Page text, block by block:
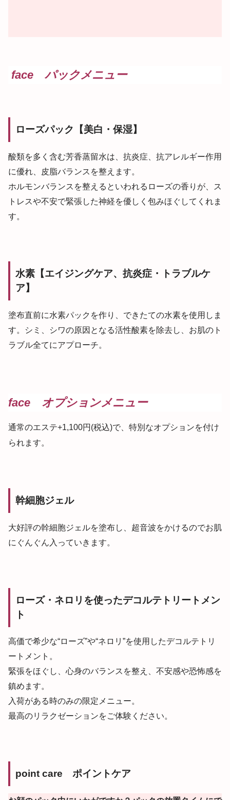
face パックメニュー
ローズパック【美白・保湿】
酸類を多く含む芳香蒸留水は、抗炎症、抗アレルギー作用
に優れ、皮脂バランスを整えます。
ホルモンバランスを整えるといわれるローズの香りが、ス
トレスや不安で緊張した神経を優しく包みほぐしてくれま
す。
水素【エイジングケア、抗炎症・トラブルケ
ア】
塗布直前に水素パックを作り、できたての水素を使用しま
す。シミ、シワの原因となる活性酸素を除去し、お肌のト
ラブル全てにアプローチ。
face オプションメニュー
通常のエステ+1,100円(税込)で、特別なオプションを付け
られます。
幹細胞ジェル
大好評の幹細胞ジェルを塗布し、超音波をかけるのでお肌
にぐんぐん入っていきます。
ローズ・ネロリを使ったデコルテトリートメン
ト
高価で希少な“ローズ”や“ネロリ”を使用したデコルテトリ
ートメント。
緊張をほぐし、心身のバランスを整え、不安感や恐怖感を
鎮めます。
入荷がある時のみの限定メニュー。
最高のリラクゼーションをご体験ください。
point care ポイントケア